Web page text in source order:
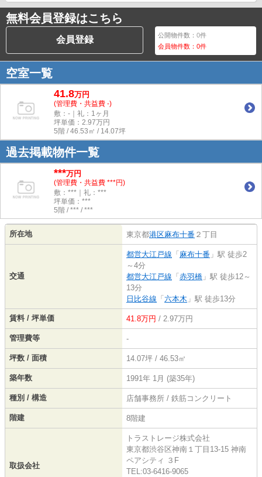
無料会員登録はこちら
会員登録 公開物件数：0件
会員物件数：0件
空室一覧
41.8万円
(管理費・共益費 -)
敷：-｜礼：1ヶ月
坪単価： 2.97万円
5階 / 46.53㎡ / 14.07坪
過去掲載物件一覧
***万円
(管理費・共益費 ***円)
敷：***｜礼：***
坪単価：***
5階 / *** / ***
所在地 東京都港区麻布十番 ２丁目
交通
都営大江戸線 「 麻布十番 」駅 徒歩2
～4分
都営大江戸線 「 赤羽橋 」駅 徒歩12～
13分
日比谷線 「 六本木 」駅 徒歩13分
賃料 / 坪単価 41.8万円 / 2.97万円
管理費等 -
坪数 / 面積 14.07坪 / 46.53㎡
築年数 1991年 1月 (築35年)
種別 / 構造 店舗事務所 / 鉄筋コンクリート
階建 8階建
取扱会社
トラストレージ株式会社
東京都渋谷区神南１丁目13-15 神南
ペアシティ ３F
TEL:03-6416-9065